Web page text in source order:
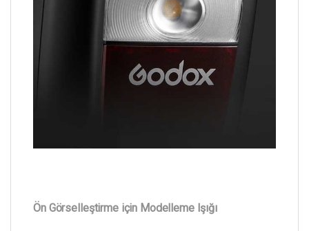
Ön Görselleştirme için Modelleme Işığı